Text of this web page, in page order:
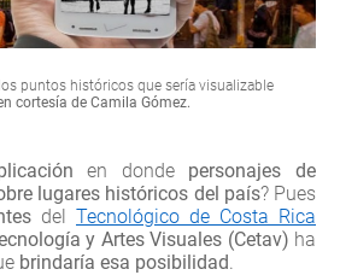
puntos históricos que sería visualizable
cortesía de Camila Gómez.
en donde personajes de
lugares históricos del país? Pues
del Tecnológico de Costa Rica
y Artes Visuales (Cetav) ha
brindaría esa posibilidad.